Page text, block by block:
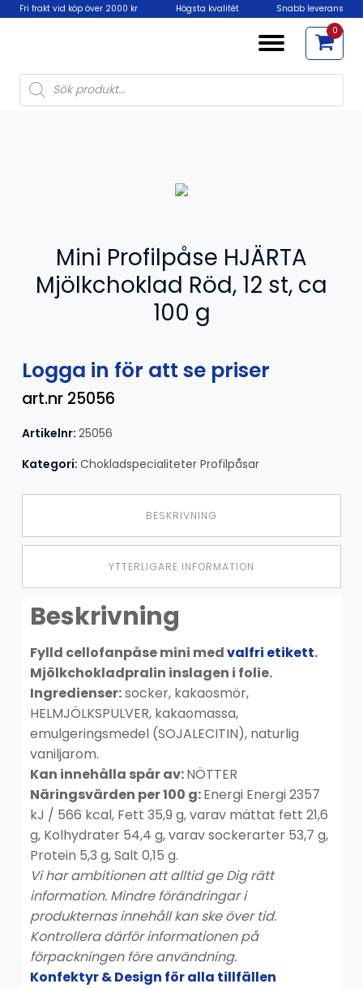
Fri frakt vid köp över 2000 kr Högsta kvalitét
Snabb leverans
0
Products
search
Mini Profilpåse HJÄRTA
Mjölkchoklad Röd, 12 st, ca
100 g
Logga in för att se priser
art.nr 25056
Artikelnr: 25056
Kategori: Chokladspecialiteter Profilpåsar
BESKRIVNING
YTTERLIGARE INFORMATION
Beskrivning
Fylld cellofanpåse mini medvalfri etikett.
Mjölkchokladpralin inslagen i folie.
Ingredienser:socker, kakaosmör,
HELMJÖLKSPULVER, kakaomassa,
emulgeringsmedel (SOJALECITIN), naturlig
vaniljarom.
Kan innehålla spår av:NÖTTER
Näringsvärden per 100 g:Energi Energi 2357
kJ / 566 kcal, Fett 35,9 g, varav mättat fett 21,6
g, Kolhydrater 54,4 g, varav sockerarter 53,7 g,
Protein 5,3 g, Salt 0,15 g.
Vi har ambitionen att alltid ge Dig rätt
information. Mindre förändringar i
produkternas innehåll kan ske över tid.
Kontrollera därför informationen på
förpackningen före användning.
Konfektyr & Design för alla tillfällen